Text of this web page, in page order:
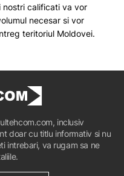
nostri calificati va vor
necesar si vor
teritoriul Moldovei.
inclusiv
doar cu titlu informativ si nu
intrebari, va rugam sa ne